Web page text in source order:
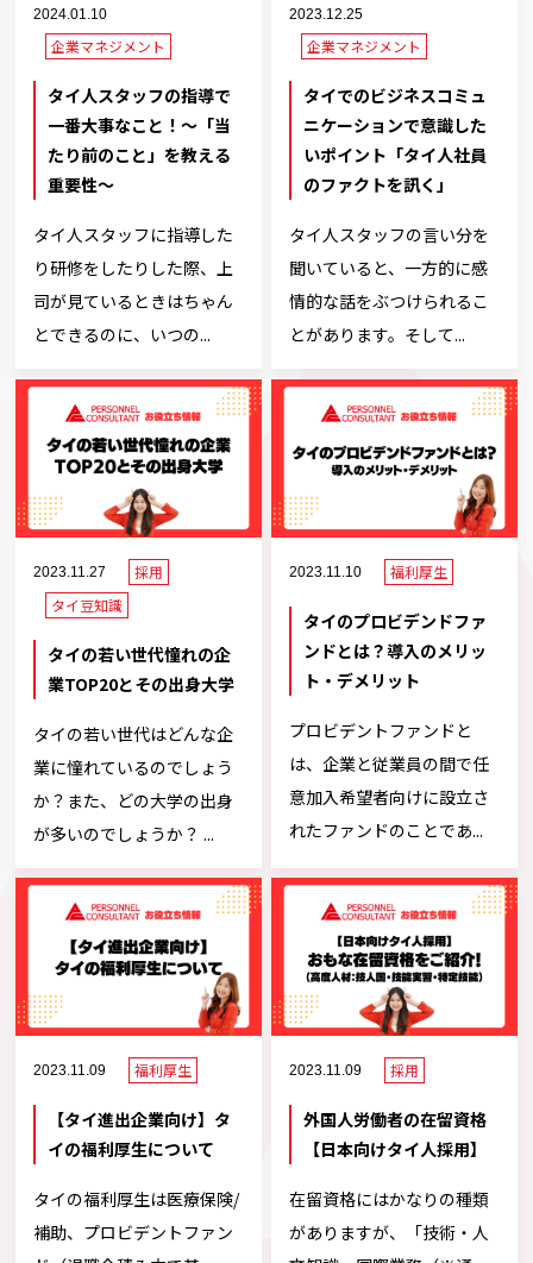
2024.01.10
企業マネジメント
タイ人スタッフの指導で
一番大事なこと！～「当
たり前のこと」を教える
重要性～
タイ人スタッフに指導した
り研修をしたりした際、上
司が見ているときはちゃん
とできるのに、いつの...
2023.12.25
企業マネジメント
タイでのビジネスコミュ
ニケーションで意識した
いポイント「タイ人社員
のファクトを訊く」
タイ人スタッフの言い分を
聞いていると、一方的に感
情的な話をぶつけられるこ
とがあります。そして...
2023.11.27
採用
タイ豆知識
タイの若い世代憧れの企
業TOP20とその出身大学
タイの若い世代はどんな企
業に憧れているのでしょう
か？また、どの大学の出身
が多いのでしょうか？ ...
2023.11.10 福利厚生
タイのプロビデンドファ
ンドとは？導入のメリッ
ト・デメリット
プロビデントファンドと
は、企業と従業員の間で任
意加入希望者向けに設立さ
れたファンドのことであ...
2023.11.09 福利厚生
【タイ進出企業向け】タ
イの福利厚生について
タイの福利厚生は医療保険/
補助、プロビデントファン
2023.11.09 採用
外国人労働者の在留資格
【日本向けタイ人採用】
在留資格にはかなりの種類
がありますが、「技術・人